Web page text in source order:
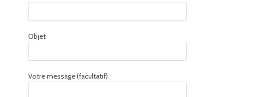
Objet
Votre message (facultatif)